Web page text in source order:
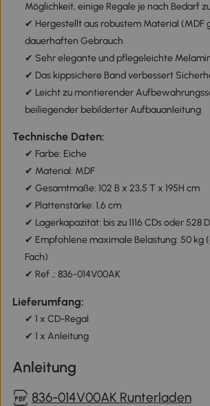
Möglichkeit, einige Regale je nach Bedarf
✔ Hergestellt aus robustem Material (MDF
dauerhaften Gebrauch
✔ Sehr elegante und pflegeleichte
✔ Das kippsichere Band verbessert
✔ Leicht zu montierender
beiliegender bebilderter Aufbauanleitung
Technische Daten:
✔ Farbe: Eiche
✔ Material: MDF
✔ Gesamtmaße: 102 B x 23,5 T x 195H cm
✔ Plattenstärke: 1,6 cm
✔ Lagerkapazität: bis zu 1116 CDs oder 528
✔ Empfohlene maximale Belastung: 50 kg
Fach)
✔ Ref .: 836-014V00AK
Lieferumfang:
✔ 1 x CD-Regal
✔ 1 x Anleitung
Anleitung
836-014V00AK Runterladen